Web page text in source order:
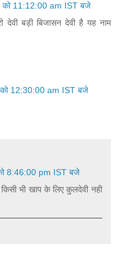
को 11:12:00 am IST बजे
देवी बड़ी बिजासन देवी है यह नाम
को 12:30:00 am IST बजे
8:46:00 pm IST बजे
भी खाप के लिए कुलदेवी नही